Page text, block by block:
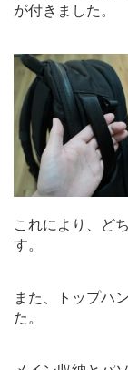
が付きました。
これにより、ど
す。
また、トップハ
た。